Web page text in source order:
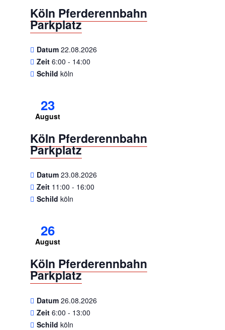
Köln Pferderennbahn
Parkplatz
Datum 22.08.2026
Zeit 6:00 - 14:00
Schild köln
23
August
Köln Pferderennbahn
Parkplatz
Datum 23.08.2026
Zeit 11:00 - 16:00
Schild köln
26
August
Köln Pferderennbahn
Parkplatz
Datum 26.08.2026
Zeit 6:00 - 13:00
Schild köln